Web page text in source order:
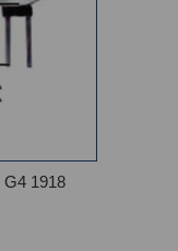
1918